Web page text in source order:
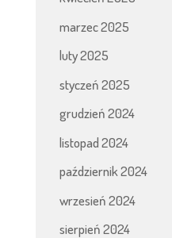
marzec 2025
luty 2025
styczeń 2025
grudzień 2024
listopad 2024
październik 2024
wrzesień 2024
sierpień 2024